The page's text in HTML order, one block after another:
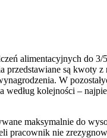
alimentacyjnych do
są kwoty
W
kolejności –
maksymalnie do
pracownik nie